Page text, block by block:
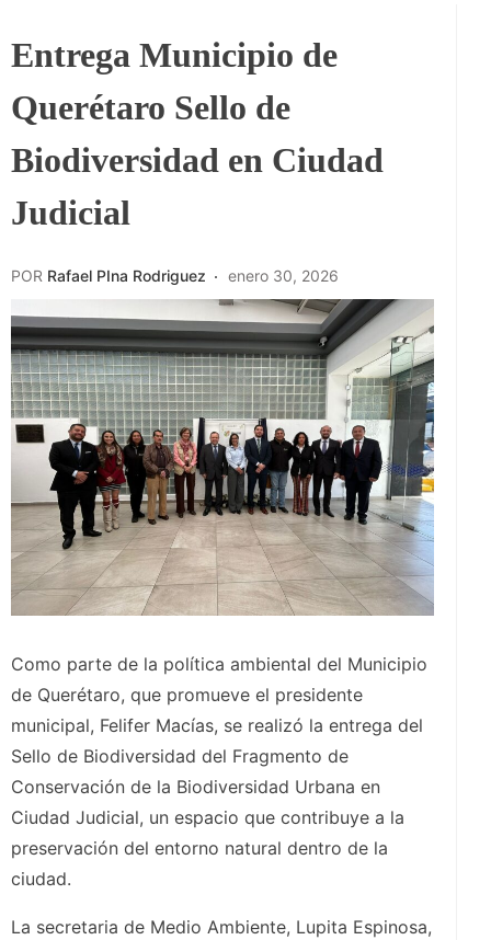
Entrega Municipio de
Querétaro Sello de
Biodiversidad en Ciudad
Judicial
POR Rafael PIna Rodriguez enero 30, 2026
Como parte de la política ambiental del Municipio
de Querétaro, que promueve el presidente
municipal, Felifer Macías, se realizó la entrega del
Sello de Biodiversidad del Fragmento de
Conservación de la Biodiversidad Urbana en
Ciudad Judicial, un espacio que contribuye a la
preservación del entorno natural dentro de la
ciudad.
La secretaria de Medio Ambiente, Lupita Espinosa,